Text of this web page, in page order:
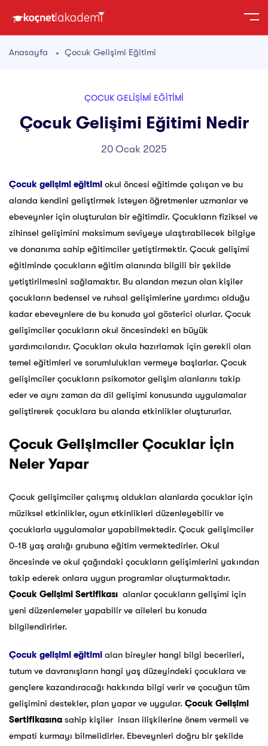
Anasayfa Çocuk Gelişimi Eğitimi
ÇOCUK GELIŞIMI EĞITIMI
Çocuk Gelişimi Eğitimi Nedir
20 Ocak 2025
Çocuk gelişimi eğitimi okul öncesi eğitimde çalışan ve bu
alanda kendini geliştirmek isteyen öğretmenler uzmanlar ve
ebeveynler için oluşturulan bir eğitimdir. Çocukların fiziksel ve
zihinsel gelişimini maksimum seviyeye ulaştırabilecek bilgiye
ve donanıma sahip eğitimciler yetiştirmektir. Çocuk gelişimi
eğitiminde çocukların eğitim alanında bilgili bir şekilde
yetiştirilmesini sağlamaktır. Bu alandan mezun olan kişiler
çocukların bedensel ve ruhsal gelişimlerine yardımcı olduğu
kadar ebeveynlere de bu konuda yol gösterici olurlar. Çocuk
gelişimciler çocukların okul öncesindeki en büyük
yardımcılarıdır. Çocukları okula hazırlamak için gerekli olan
temel eğitimleri ve sorumlulukları vermeye başlarlar. Çocuk
gelişimciler çocukların psikomotor gelişim alanlarını takip
eder ve aynı zaman da dil gelişimi konusunda uygulamalar
geliştirerek çocuklara bu alanda etkinlikler oluştururlar.
Çocuk Gelişimciler Çocuklar İçin
Neler Yapar
Çocuk gelişimciler çalışmış oldukları alanlarda çocuklar için
müziksel etkinlikler, oyun etkinlikleri düzenleyebilir ve
çocuklarla uygulamalar yapabilmektedir. Çocuk gelişimciler
0-18 yaş aralığı grubuna eğitim vermektedirler. Okul
öncesinde ve okul çağındaki çocukların gelişimlerini yakından
takip ederek onlara uygun programlar oluşturmaktadır.
Çocuk Gelişimi Sertifikası alanlar çocukların gelişimi için
yeni düzenlemeler yapabilir ve aileleri bu konuda
bilgilendirirler.
Çocuk gelişimi eğitimi alan bireyler hangi bilgi becerileri,
tutum ve davranışların hangi yaş düzeyindeki çocuklara ve
gençlere kazandıracağı hakkında bilgi verir ve çocuğun tüm
gelişimini destekler, plan yapar ve uygular. Çocuk Gelişimi
Sertifikasına sahip kişiler insan ilişkilerine önem vermeli ve
empati kurmayı bilmelidirler. Ebeveynleri doğru bir şekilde